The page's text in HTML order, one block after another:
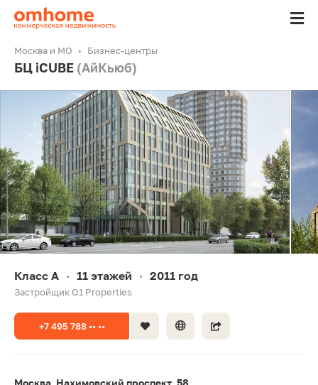
Москва и МО Бизнес-центры
БЦ iCUBE (АйКьюб)
Класс A • 11 этажей • 2011 год
Застройщик O1 Properties
+7 495 788 •• ••
Москва, Нахимовский проспект, 58